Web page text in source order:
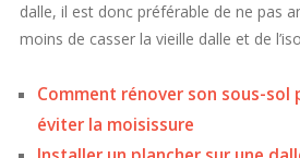
dalle, il est donc préférable de ne pas
moins de casser la vieille dalle et de
Comment rénover son sous-
éviter la moisissure